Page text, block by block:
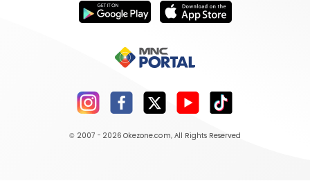
© 2007 - 2026 Okezone.com, All Rights Reserved